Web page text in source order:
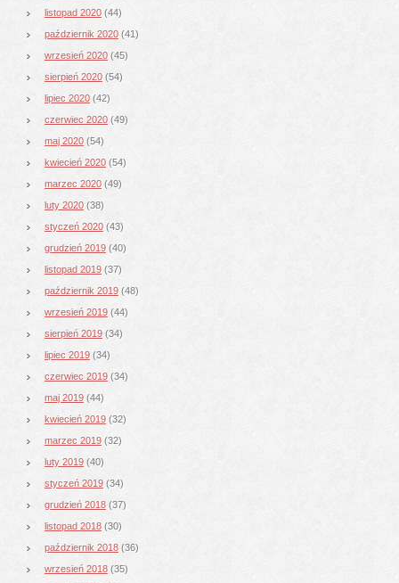
listopad 2020 (44)
październik 2020 (41)
wrzesień 2020 (45)
sierpień 2020 (54)
lipiec 2020 (42)
czerwiec 2020 (49)
maj 2020 (54)
kwiecień 2020 (54)
marzec 2020 (49)
luty 2020 (38)
styczeń 2020 (43)
grudzień 2019 (40)
listopad 2019 (37)
październik 2019 (48)
wrzesień 2019 (44)
sierpień 2019 (34)
lipiec 2019 (34)
czerwiec 2019 (34)
maj 2019 (44)
kwiecień 2019 (32)
marzec 2019 (32)
luty 2019 (40)
styczeń 2019 (34)
grudzień 2018 (37)
listopad 2018 (30)
październik 2018 (36)
wrzesień 2018 (35)